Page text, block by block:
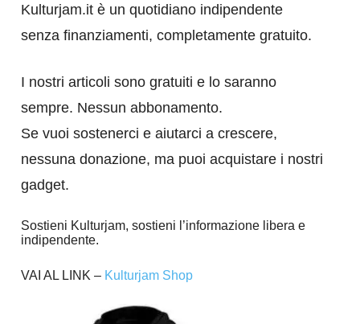
Kulturjam.it è un quotidiano indipendente
senza finanziamenti, completamente gratuito.
I nostri articoli sono gratuiti e lo saranno
sempre. Nessun abbonamento.
Se vuoi sostenerci e aiutarci a crescere,
nessuna donazione, ma puoi acquistare i nostri
gadget.
Sostieni Kulturjam, sostieni l’informazione libera e
indipendente.
VAI AL LINK – Kulturjam Shop